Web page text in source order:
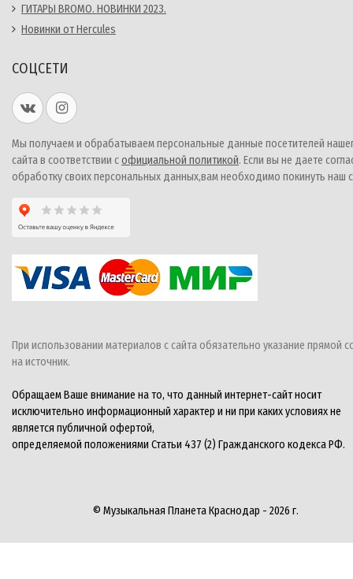
ГИТАРЫ BROMO. НОВИНКИ 2023.
Новинки от Hercules
СОЦСЕТИ
Мы получаем и обрабатываем персональные данные посетителей
сайта в соответствии софициальной политикой. Если вы не даете
обработку своих персональных данных,вам необходимо покинуть наш
При использовании материалов с сайта обязательно указание прямой
на источник.
Обращаем Ваше внимание на то, что данный интернет-сайт носит
исключительно информационный характер и ни при каких условиях не
является публичной офертой,
определяемой положениями Статьи 437 (2) Гражданского кодекса РФ.
© Музыкальная Планета Краснодар - 2026 г.